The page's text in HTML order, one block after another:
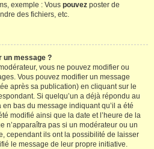
exemple : Vous pouvez poster de
des fichiers, etc.
un message ?
vous ne pouvez modifier ou
Vous pouvez modifier un message
après sa publication) en cliquant sur le
Si quelqu’un a déjà répondu au
en bas du message indiquant qu’il a été
modifié ainsi que la date et l’heure de la
n’apparaîtra pas si un modérateur ou un
cependant ils ont la possibilité de laisser
le message de leur propre initiative.